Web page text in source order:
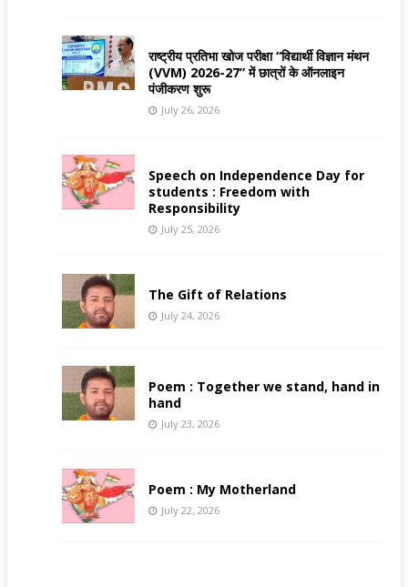
राष्ट्रीय प्रतिभा खोज परीक्षा “विद्यार्थी विज्ञान मंथन
(VVM) 2026-27” में छात्रों के ऑनलाइन
पंजीकरण शुरू
July 26, 2026
Speech on Independence Day for
students : Freedom with
Responsibility
July 25, 2026
The Gift of Relations
July 24, 2026
Poem : Together we stand, hand in
hand
July 23, 2026
Poem : My Motherland
July 22, 2026